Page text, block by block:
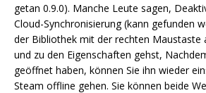
getan 0.9.0). Manche Leute sagen,
Cloud-Synchronisierung (kann gefunden
der Bibliothek mit der rechten Maustaste
und zu den Eigenschaften gehst,
geöffnet haben, können Sie ihn wieder
Steam offline gehen. Sie können beide